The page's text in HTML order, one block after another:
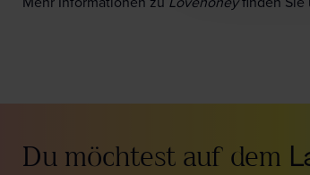
Mehr Informationen zu Lovehoneyfinden Sie
Du möchtest auf dem